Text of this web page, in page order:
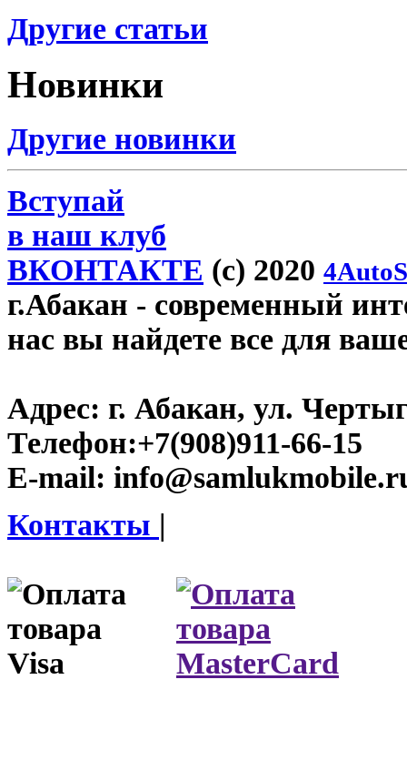
Другие статьи
Новинки
Другие новинки
Вступай
в наш клуб
ВКОНТАКТЕ (c) 2020
г.Абакан - современный
нас вы найдете все для
Адрес: г. Абакан, ул.
Телефон:+7(908)911-66-15
E-mail:
Контакты |